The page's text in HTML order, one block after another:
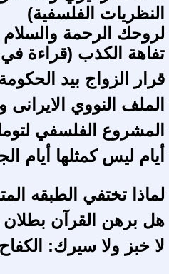
النظريات الفلسفية)
لروحك الرحمة والسلام
تفاهة الكذب (قراءة
قرار الزواج بيد
الملف النووي
المشروع الفلسفي
أيام ليس كمثلها أيام
لماذا تختفي الطبقه
هل برهن القرآن
لا خبز ولا سيرك: